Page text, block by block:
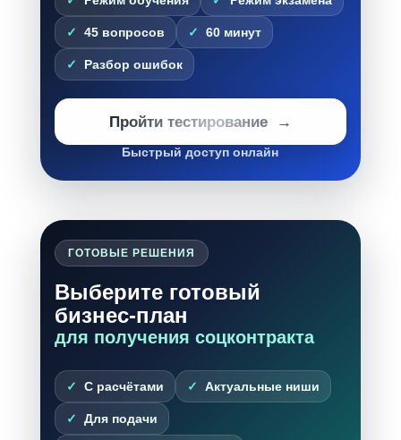
45 вопросов 60 минут
Разбор ошибок
Пройти тестирование
Быстрый доступ онлайн
ГОТОВЫЕ РЕШЕНИЯ
Выберите готовый
бизнес-план
для получения соцконтракта
С расчётами Актуальные ниши
Для подачи